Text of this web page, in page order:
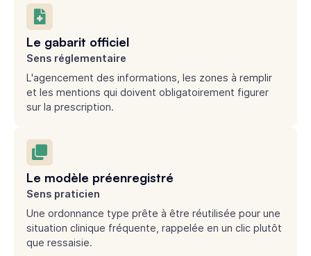
Le gabarit officiel
Sens réglementaire
L'agencement des informations, les zones à remplir
et les mentions qui doivent obligatoirement figurer
sur la prescription.
Le modèle préenregistré
Sens praticien
Une ordonnance type prête à être réutilisée pour une
situation clinique fréquente, rappelée en un clic plutôt
que ressaisie.